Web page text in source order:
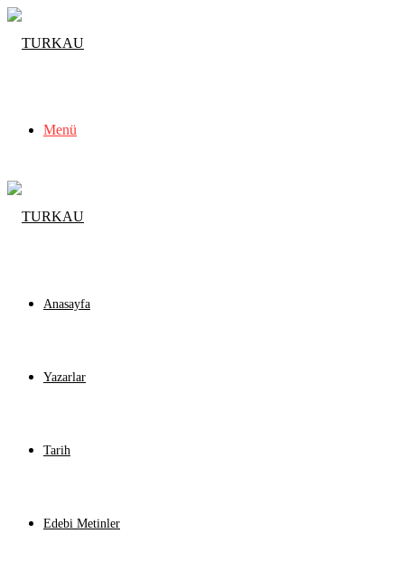
Menü
Anasayfa
Yazarlar
Tarih
Edebi Metinler